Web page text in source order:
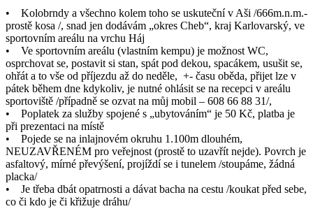
• Kolobrndy a všechno kolem toho se uskuteční v Aši /666m.n.m.-
prostě kosa /, snad jen dodávám „okres Cheb“, kraj Karlovarský, ve
sportovním areálu na vrchu Háj
• Ve sportovním areálu (vlastním kempu) je možnost WC,
osprchovat se, postavit si stan, spát pod dekou, spacákem, usušit se,
ohřát a to vše od příjezdu až do neděle, +- času oběda, přijet lze v
pátek během dne kdykoliv, je nutné ohlásit se na recepci v areálu
sportoviště /případně se ozvat na můj mobil – 608 66 88 31/,
• Poplatek za služby spojené s „ubytováním“ je 50 Kč, platba je
při prezentaci na místě
• Pojede se na inlajnovém okruhu 1.100m dlouhém,
NEUZAVŘENÉM pro veřejnost (prostě to uzavřít nejde). Povrch je
asfaltový, mírné převýšení, projíždí se i tunelem /stoupáme, žádná
placka/
• Je třeba dbát opatrnosti a dávat bacha na cestu /koukat před sebe,
co či kdo je či křižuje dráhu/